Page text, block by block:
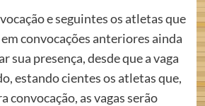
e seguintes os atletas que
convocações anteriores ainda
sua presença, desde que a vaga
estando cientes os atletas que,
convocação, as vagas serão